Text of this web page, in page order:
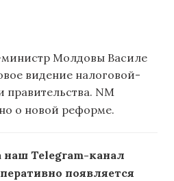
Молдовы Василе
видение налоговой-
NM
о новой реформе.
наш Telegram-канал
появляется